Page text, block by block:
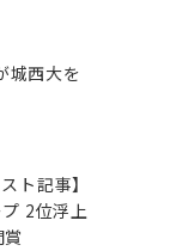
城西大を
ト記事】
2位浮上